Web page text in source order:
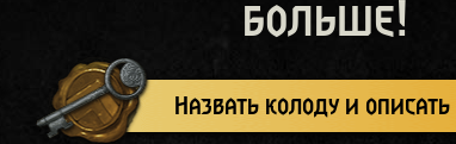
больше!
Назвать колоду и описать